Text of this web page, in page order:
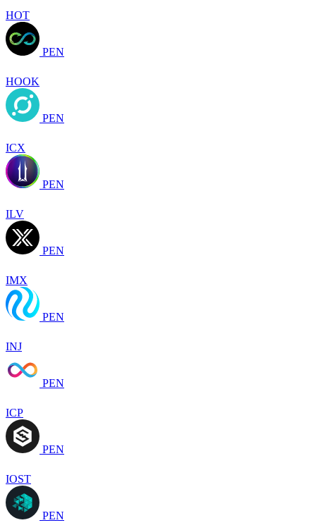
HOT
PEN
HOOK
PEN
ICX
PEN
ILV
PEN
IMX
PEN
INJ
PEN
ICP
PEN
IOST
PEN